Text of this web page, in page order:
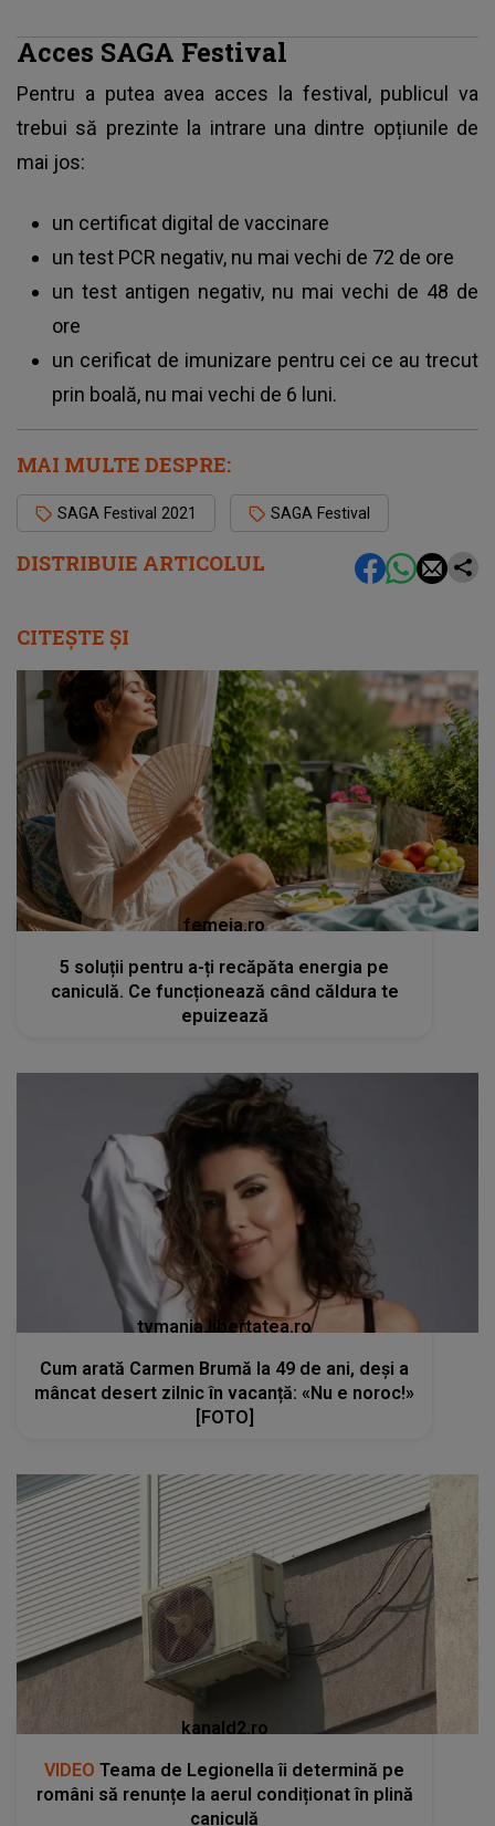
DISTRIBUIE ARTICOLUL
Acces SAGA Festival
Pentru a putea avea acces la festival, publicul va
trebui să prezinte la intrare una dintre opțiunile de
mai jos:
un certificat digital de vaccinare
un test PCR negativ, nu mai vechi de 72 de ore
un test antigen negativ, nu mai vechi de 48 de
ore
un cerificat de imunizare pentru cei ce au trecut
prin boală, nu mai vechi de 6 luni.
MAI MULTE DESPRE:
SAGA Festival 2021 SAGA Festival
CITEȘTE ȘI
femeia.ro
5 soluții pentru a-ți recăpăta energia pe
caniculă. Ce funcționează când căldura te
epuizează
tvmania.libertatea.ro
Cum arată Carmen Brumă la 49 de ani, deși a
mâncat desert zilnic în vacanță: «Nu e noroc!»
[FOTO]
kanald2.ro
VIDEO Teama de Legionella îi determină pe
români să renunțe la aerul condiționat în plină
caniculă